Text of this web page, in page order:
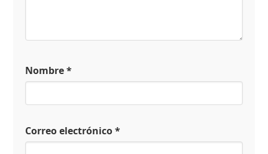
Nombre*
Correo electrónico*